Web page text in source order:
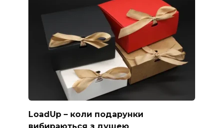
LoadUp – коли подарунки